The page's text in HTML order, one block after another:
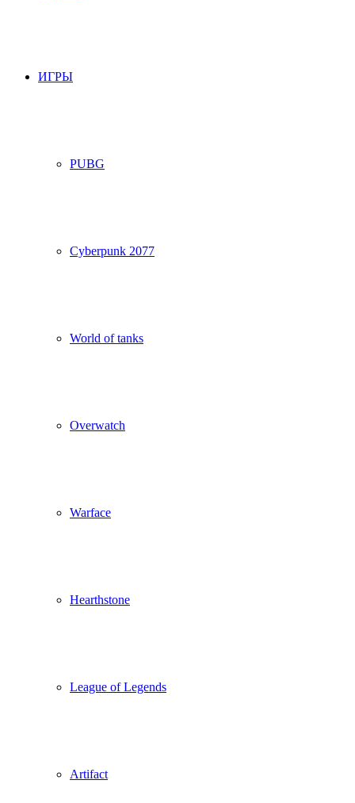
ИГРЫ
PUBG
Cyberpunk 2077
World of tanks
Overwatch
Warface
Hearthstone
League of Legends
Artifact